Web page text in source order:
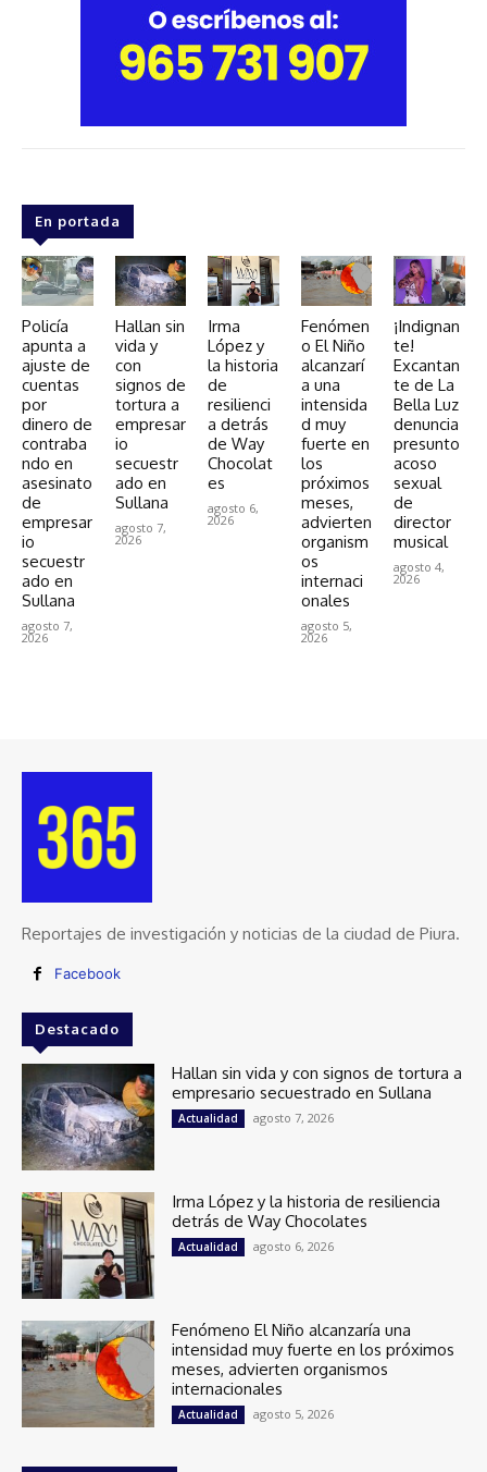
En portada
Policía
apunta a
ajuste de
cuentas
por
dinero de
contraba
ndo en
asesinato
de
empresar
io
secuestr
ado en
Sullana
agosto 7,
2026
Hallan sin
vida y
con
signos de
tortura a
empresar
io
secuestr
ado en
Sullana
agosto 7,
2026
Irma
López y
la historia
de
resilienci
a detrás
de Way
Chocolat
es
agosto 6,
2026
Fenómen
o El Niño
alcanzarí
a una
intensida
d muy
fuerte en
los
próximos
meses,
advierten
organism
os
internaci
onales
agosto 5,
2026
¡Indignan
te!
Excantan
te de La
Bella Luz
denuncia
presunto
acoso
sexual
de
director
musical
agosto 4,
2026
Reportajes de investigación y noticias de la ciudad de Piura.
Facebook
Destacado
Hallan sin vida y con signos de tortura a
empresario secuestrado en Sullana
Actualidad agosto 7, 2026
Irma López y la historia de resiliencia
detrás de Way Chocolates
Actualidad agosto 6, 2026
Fenómeno El Niño alcanzaría una
intensidad muy fuerte en los próximos
meses, advierten organismos
internacionales
Actualidad agosto 5, 2026